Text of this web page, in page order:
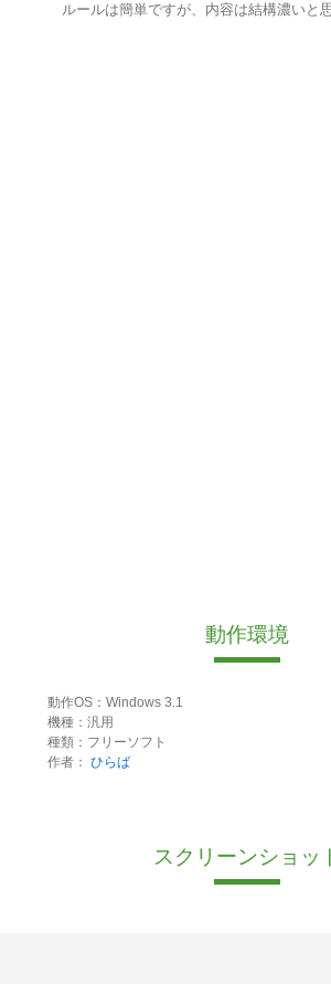
ルールは簡単ですが、内容は結構濃いと思
動作環境
動作OS：Windows 3.1
機種：汎用
種類：フリーソフト
作者： ひらば
スクリーンショッ